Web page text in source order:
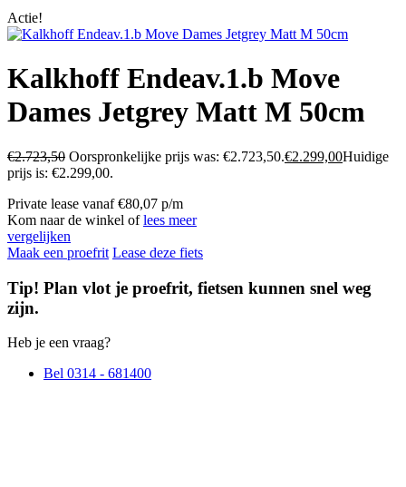
Actie!
Kalkhoff Endeav.1.b Move
Dames Jetgrey Matt M 50cm
€2.723,50 Oorspronkelijke prijs was: €2.723,50.€2.299,00Huidige
prijs is: €2.299,00.
Private lease vanaf €80,07 p/m
Kom naar de winkel oflees meer
vergelijken
Maak een proefrit Lease deze fiets
Tip! Plan vlot je proefrit, fietsen kunnen snel weg
zijn.
Heb je een vraag?
Bel 0314 - 681400